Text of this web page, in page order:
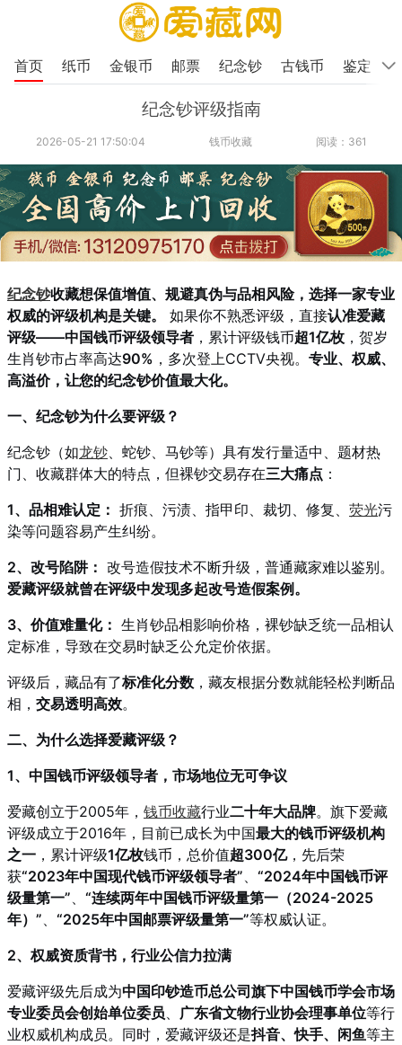
首页 纸币 金银币 邮票 纪念钞 古钱币 鉴定
纪念钞评级指南
2026-05-21 17:50:04 钱币收藏 阅读：361
纪念钞收藏想保值增值、规避真伪与品相风险，选择一家专业
权威的评级机构是关键。
如果你不熟悉评级，直接认准爱藏
评级——中国钱币评级领导者 ，累计评级钱币超1亿枚 ，贺岁
生肖钞市占率高达90% ，多次登上CCTV央视。 专业、权威、
高溢价，让您的纪念钞价值最大化。
一、纪念钞为什么要评级？
纪念钞（如龙钞 、蛇钞、马钞等）具有发行量适中、题材热
门、收藏群体大的特点，但裸钞交易存在三大痛点 ：
1、品相难认定： 折痕、污渍、指甲印、裁切、修复、 荧光污
染等问题容易产生纠纷。
2、改号陷阱： 改号造假技术不断升级，普通藏家难以鉴别。
爱藏评级就曾在评级中发现多起改号造假案例。
3、价值难量化： 生肖钞品相影响价格，裸钞缺乏统一品相认
定标准，导致在交易时缺乏公允定价依据。
评级后，藏品有了标准化分数 ，藏友根据分数就能轻松判断品
相， 交易透明高效。
二、为什么选择爱藏评级？
1、中国钱币评级领导者，市场地位无可争议
爱藏创立于2005年， 钱币收藏行业二十年大品牌。旗下爱藏
评级成立于2016年，目前已成长为中国最大的钱币评级机构
之一 ，累计评级1亿枚钱币，总价值超300亿，先后荣
获“2023年中国现代钱币评级领导者”
“2024年中国钱币评
级量第一”
“连续两年中国钱币评级量第一（2024-2025
年）”
“2025年中国邮票评级量第一”等权威认证。
2、权威资质背书，行业公信力拉满
爱藏评级先后成为中国印钞造币总公司旗下中国钱币学会市场
专业委员会创始单位委员
广东省文物行业协会理事单位等行
业权威机构成员。同时，爱藏评级还是抖音、快手、闲鱼等主